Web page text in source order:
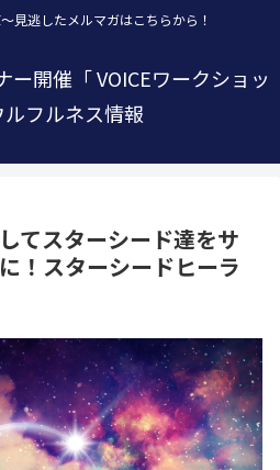
見逃したメルマガはこちらから！
ー開催「 VOICEワークショッ
フルネス情報
てスターシード達をサ
！スターシードヒーラ